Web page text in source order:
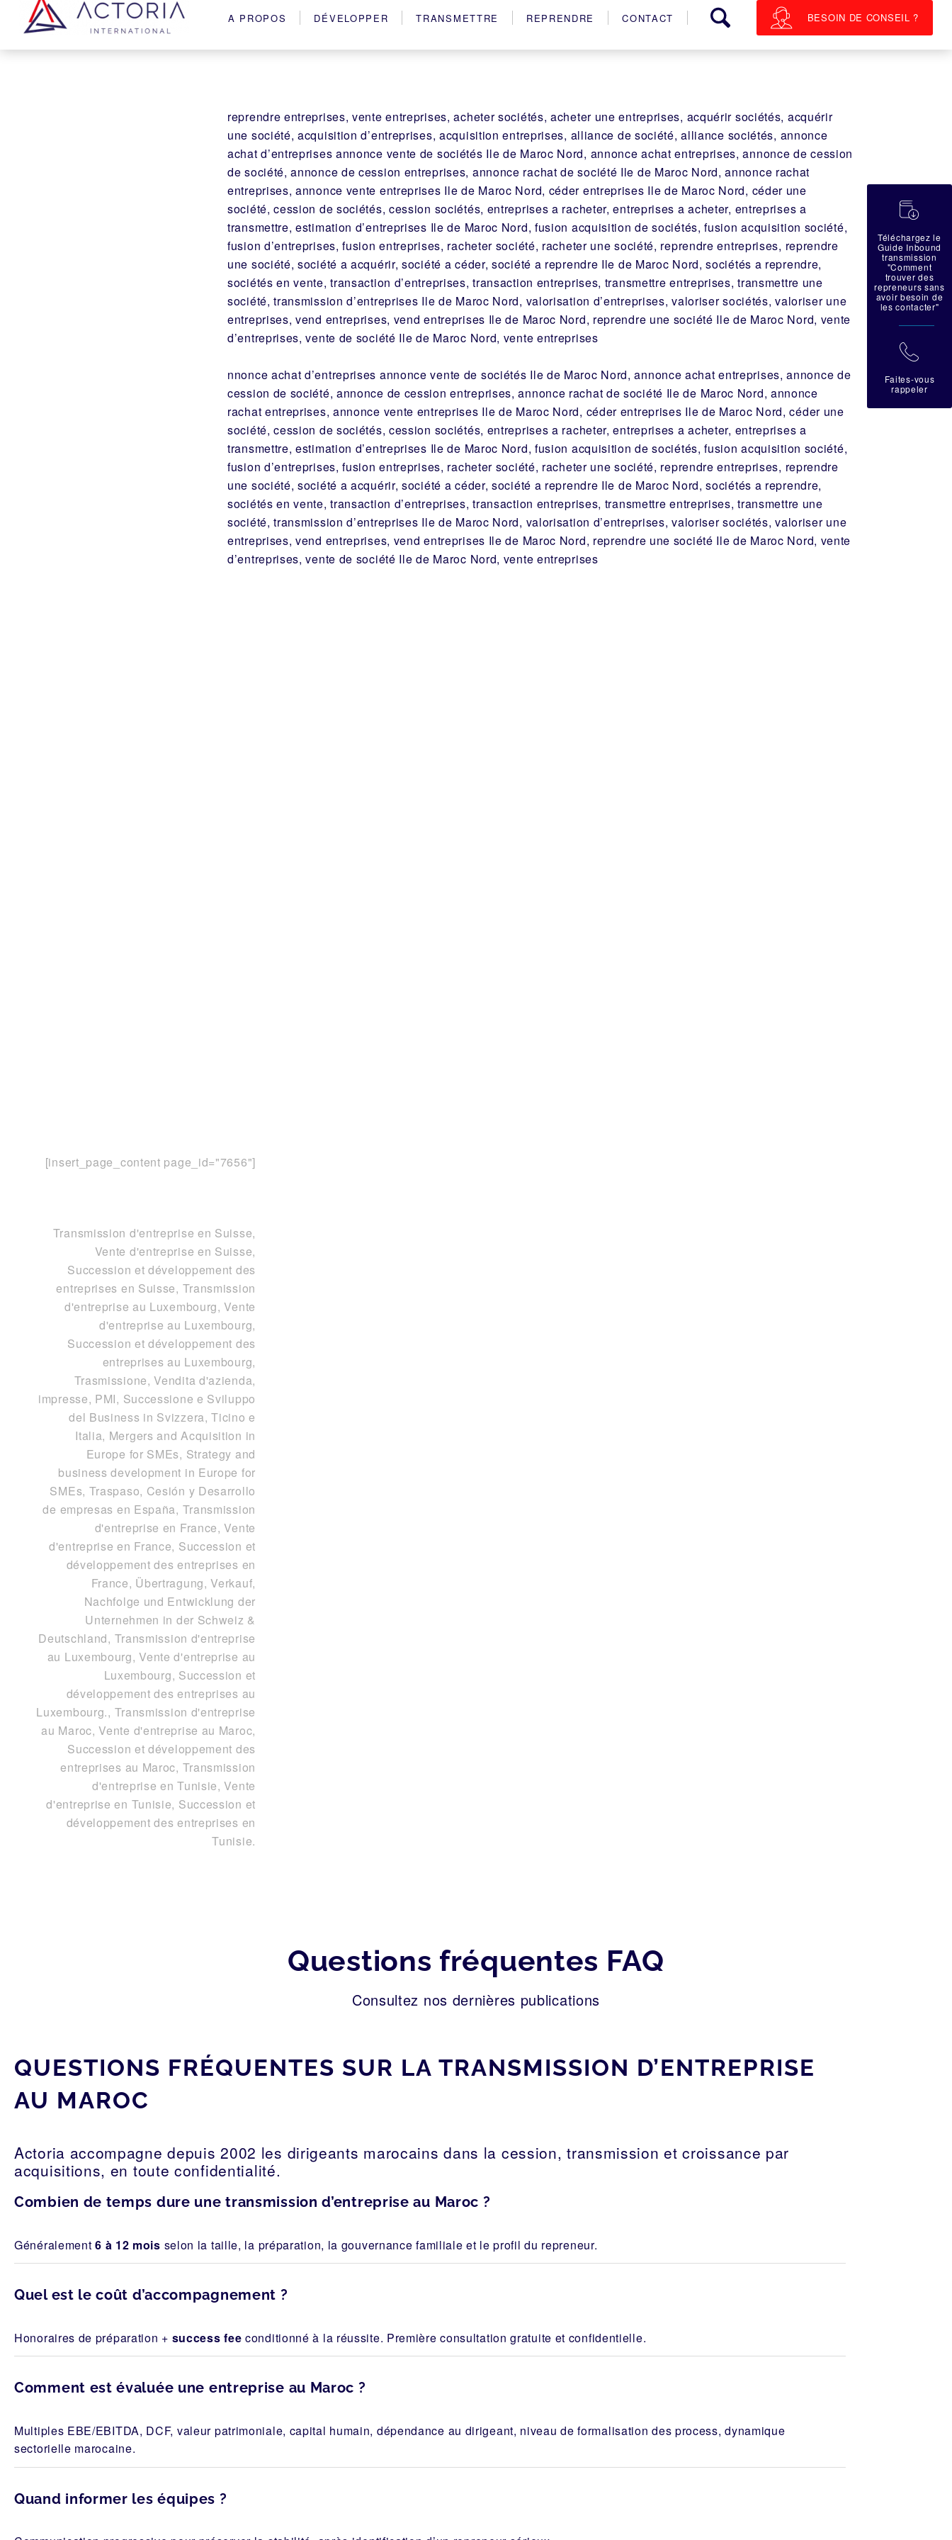
A PROPOS DÉVELOPPER TRANSMETTRE REPRENDRE CONTACT BESOIN DE CONSEIL ?
reprendre entreprises, vente entreprises, acheter sociétés, acheter une entreprises, acquérir sociétés, acquérir
une société, acquisition d’entreprises, acquisition entreprises, alliance de société, alliance sociétés, annonce
achat d’entreprises annonce vente de sociétés Ile de Maroc Nord, annonce achat entreprises, annonce de cession
de société, annonce de cession entreprises, annonce rachat de société Ile de Maroc Nord, annonce rachat
entreprises, annonce vente entreprises Ile de Maroc Nord, céder entreprises Ile de Maroc Nord, céder une
société, cession de sociétés, cession sociétés, entreprises a racheter, entreprises a acheter, entreprises a
transmettre, estimation d’entreprises Ile de Maroc Nord, fusion acquisition de sociétés, fusion acquisition société,
fusion d’entreprises, fusion entreprises, racheter société, racheter une société, reprendre entreprises, reprendre
une société, société a acquérir, société a céder, société a reprendre Ile de Maroc Nord, sociétés a reprendre,
sociétés en vente, transaction d’entreprises, transaction entreprises, transmettre entreprises, transmettre une
société, transmission d’entreprises Ile de Maroc Nord, valorisation d’entreprises, valoriser sociétés, valoriser une
entreprises, vend entreprises, vend entreprises Ile de Maroc Nord, reprendre une société Ile de Maroc Nord, vente
d’entreprises, vente de société Ile de Maroc Nord, vente entreprises
nnonce achat d’entreprises annonce vente de sociétés Ile de Maroc Nord, annonce achat entreprises, annonce de
cession de société, annonce de cession entreprises, annonce rachat de société Ile de Maroc Nord, annonce
rachat entreprises, annonce vente entreprises Ile de Maroc Nord, céder entreprises Ile de Maroc Nord, céder une
société, cession de sociétés, cession sociétés, entreprises a racheter, entreprises a acheter, entreprises a
transmettre, estimation d’entreprises Ile de Maroc Nord, fusion acquisition de sociétés, fusion acquisition société,
fusion d’entreprises, fusion entreprises, racheter société, racheter une société, reprendre entreprises, reprendre
une société, société a acquérir, société a céder, société a reprendre Ile de Maroc Nord, sociétés a reprendre,
sociétés en vente, transaction d’entreprises, transaction entreprises, transmettre entreprises, transmettre une
société, transmission d’entreprises Ile de Maroc Nord, valorisation d’entreprises, valoriser sociétés, valoriser une
entreprises, vend entreprises, vend entreprises Ile de Maroc Nord, reprendre une société Ile de Maroc Nord, vente
d’entreprises, vente de société Ile de Maroc Nord, vente entreprises
[insert_page_content page_id="7656"]
Transmission d'entreprise en Suisse,
Vente d'entreprise en Suisse,
Succession et développement des
entreprises en Suisse, Transmission
d'entreprise au Luxembourg, Vente
d'entreprise au Luxembourg,
Succession et développement des
entreprises au Luxembourg,
Trasmissione, Vendita d'azienda,
impresse, PMI, Successione e Sviluppo
del Business in Svizzera, Ticino e
Italia, Mergers and Acquisition in
Europe for SMEs, Strategy and
business development in Europe for
SMEs, Traspaso, Cesión y Desarrollo
de empresas en España, Transmission
d'entreprise en France, Vente
d'entreprise en France, Succession et
développement des entreprises en
France, Übertragung, Verkauf,
Nachfolge und Entwicklung der
Unternehmen in der Schweiz &
Deutschland, Transmission d'entreprise
au Luxembourg, Vente d'entreprise au
Luxembourg, Succession et
développement des entreprises au
Luxembourg., Transmission d'entreprise
au Maroc, Vente d'entreprise au Maroc,
Succession et développement des
entreprises au Maroc, Transmission
d'entreprise en Tunisie, Vente
d'entreprise en Tunisie, Succession et
développement des entreprises en
Tunisie.
Questions fréquentes FAQ
Consultez nos dernières publications
QUESTIONS FRÉQUENTES SUR LA TRANSMISSION D’ENTREPRISE
AU MAROC
Actoria accompagne depuis 2002 les dirigeants marocains dans la cession, transmission et croissance par
acquisitions, en toute confidentialité.
Combien de temps dure une transmission d’entreprise au Maroc ?
Généralement6 à 12 mois selon la taille, la préparation, la gouvernance familiale et le profil du repreneur.
Quel est le coût d’accompagnement ?
Honoraires de préparation + success fee conditionné à la réussite. Première consultation gratuite et confidentielle.
Comment est évaluée une entreprise au Maroc ?
Multiples EBE/EBITDA, DCF, valeur patrimoniale, capital humain, dépendance au dirigeant, niveau de formalisation des process, dynamique
sectorielle marocaine.
Quand informer les équipes ?
蠟
Téléchargez le
Guide Inbound
transmission
"Comment
trouver des
repreneurs sans
avoir besoin de
les contacter"
拉
Faites-vous
rappeler